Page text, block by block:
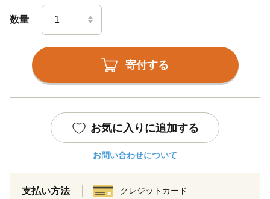
数量
寄付する
お気に入りに追加する
お問い合わせについて
支払い方法 クレジットカード